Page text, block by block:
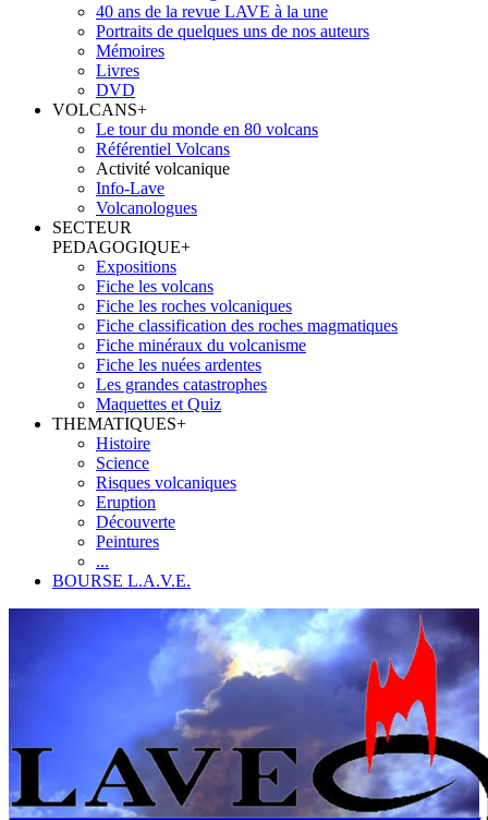
40 ans de la revue LAVE à la une
Portraits de quelques uns de nos auteurs
Mémoires
Livres
DVD
VOLCANS+
Le tour du monde en 80 volcans
Référentiel Volcans
Activité volcanique
Info-Lave
Volcanologues
SECTEUR
PEDAGOGIQUE+
Expositions
Fiche les volcans
Fiche les roches volcaniques
Fiche classification des roches magmatiques
Fiche minéraux du volcanisme
Fiche les nuées ardentes
Les grandes catastrophes
Maquettes et Quiz
THEMATIQUES+
Histoire
Science
Risques volcaniques
Eruption
Découverte
Peintures
...
BOURSE L.A.V.E.